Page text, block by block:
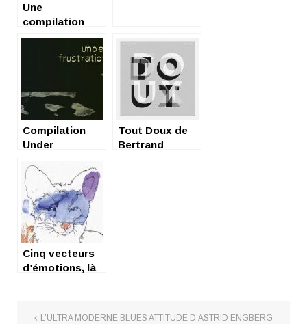
Une
compilation
Banzaï Lab ?
Compilation
Under
1)- Arabstazy-
Tout Doux de
Bertrand
Cinq vecteurs
d’émotions, là
L’ULTRA MODERNE BLUES ATTITUDE D’ASTRID ENGBERG